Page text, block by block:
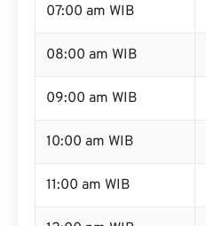
07:00 am WIB
08:00 am WIB
09:00 am WIB
10:00 am WIB
11:00 am WIB